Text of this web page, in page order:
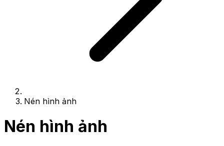
Nén hình ảnh
Nén hình ảnh